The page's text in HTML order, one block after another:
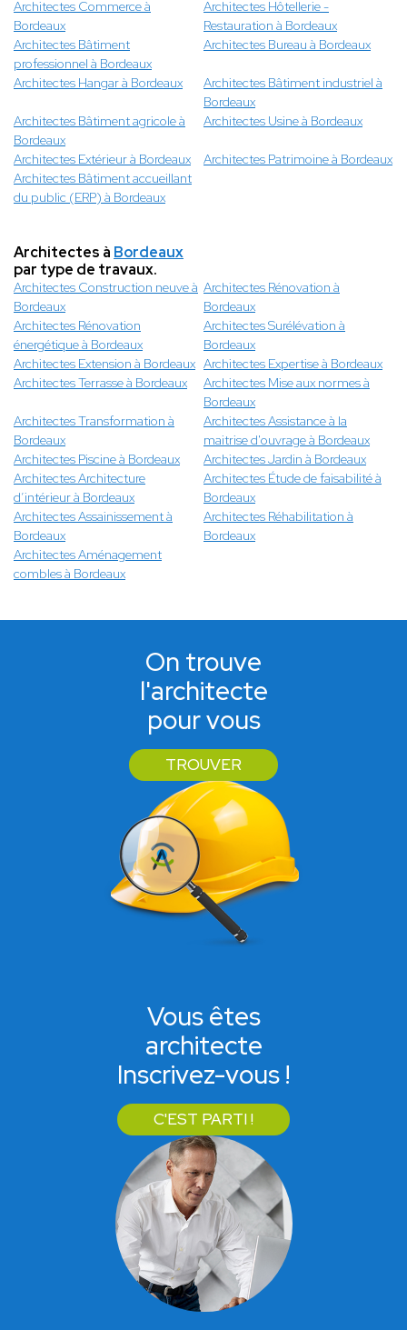
Architectes Commerce à
Bordeaux
Architectes Hôtellerie -
Restauration à Bordeaux
Architectes Bâtiment
professionnel à Bordeaux
Architectes Bureau à Bordeaux
Architectes Hangar à Bordeaux
Architectes Bâtiment industriel à
Bordeaux
Architectes Bâtiment agricole à
Bordeaux
Architectes Usine à Bordeaux
Architectes Extérieur à Bordeaux
Architectes Patrimoine à Bordeaux
Architectes Bâtiment accueillant
du public (ERP) à Bordeaux
Architectes à Bordeaux
par type de travaux.
Architectes Construction neuve à
Bordeaux
Architectes Rénovation à
Bordeaux
Architectes Rénovation
énergétique à Bordeaux
Architectes Surélévation à
Bordeaux
Architectes Extension à Bordeaux Architectes Expertise à Bordeaux
Architectes Terrasse à Bordeaux
Architectes Mise aux normes à
Bordeaux
Architectes Transformation à
Bordeaux
Architectes Assistance à la
maitrise d'ouvrage à Bordeaux
Architectes Piscine à Bordeaux
Architectes Jardin à Bordeaux
Architectes Architecture
d’intérieur à Bordeaux
Architectes Étude de faisabilité à
Bordeaux
Architectes Assainissement à
Bordeaux
Architectes Réhabilitation à
Bordeaux
Architectes Aménagement
combles à Bordeaux
On trouve
l'architecte
pour vous
TROUVER
Vous êtes
architecte
Inscrivez-vous !
C'EST PARTI !